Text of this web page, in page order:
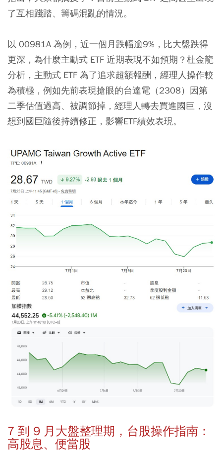
了互相踐踏、籌碼混亂的情況。
以 00981A 為例，近一個月跌幅逾9%，比大盤跌得
更深，為什麼主動式 ETF 近期表現不如預期？杜金龍
分析，主動式 ETF 為了追求超額報酬，經理人操作較
為積極，例如先前表現搶眼的台達電（2308）因第
二季估值過高、被調節掉，經理人轉去買進國巨，沒
想到國巨隨後持續修正，影響ETF績效表現。
7 到 9 月大盤整理期，台股操作指南：
高股息、便當股